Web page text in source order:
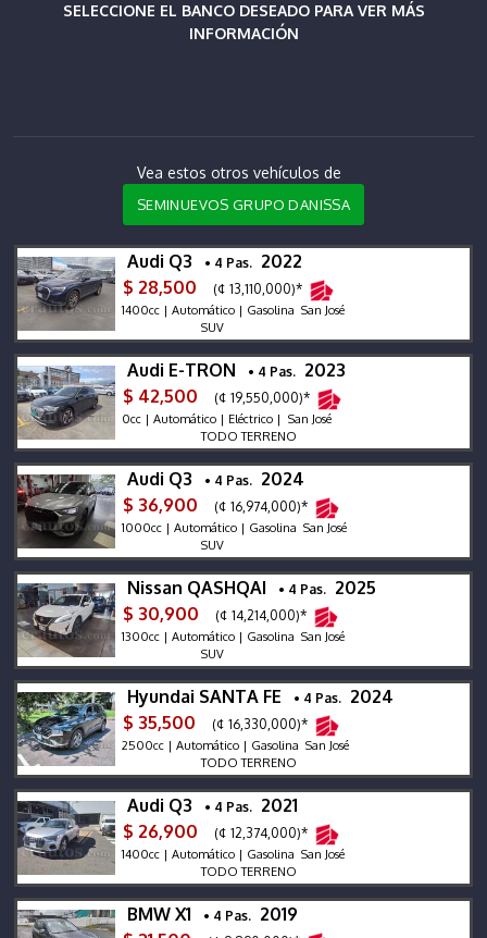
SELECCIONE EL BANCO DESEADO PARA VER MÁS
INFORMACIÓN
Vea estos otros vehículos de
SEMINUEVOS GRUPO DANISSA
Audi Q3 • 4 Pas. 2022
$ 28,500
(¢ 13,110,000)*
1400cc | Automático | Gasolina San José
Audi E-TRON • 4 Pas. 2023
$ 42,500
(¢ 19,550,000)*
0cc | Automático | Eléctrico | San José
TODO TERRENO
Audi Q3 • 4 Pas. 2024
$ 36,900
(¢ 16,974,000)*
1000cc | Automático | Gasolina San José
Nissan QASHQAI • 4 Pas. 2025
$ 30,900
(¢ 14,214,000)*
1300cc | Automático | Gasolina San José
Hyundai SANTA FE • 4 Pas. 2024
$ 35,500
(¢ 16,330,000)*
2500cc | Automático | Gasolina San José
TODO TERRENO
Audi Q3 • 4 Pas. 2021
$ 26,900
(¢ 12,374,000)*
1400cc | Automático | Gasolina San José
TODO TERRENO
BMW X1 • 4 Pas. 2019